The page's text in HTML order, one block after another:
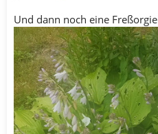
Und dann noch eine Freßorgie